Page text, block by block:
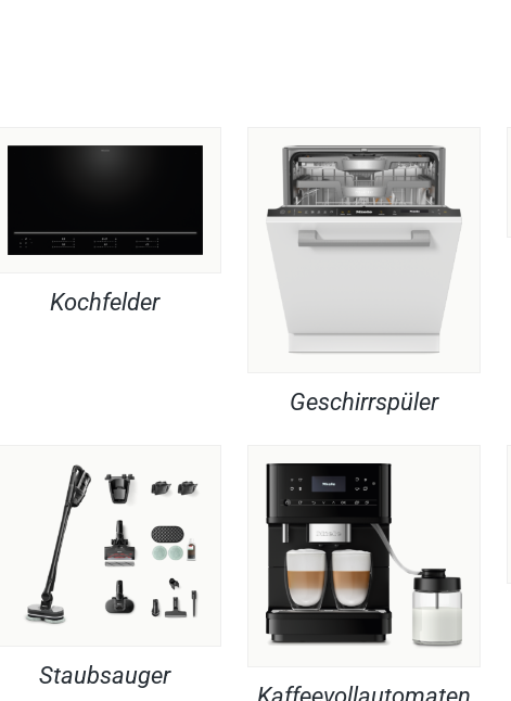
Kochfelder
Geschirrspüler
Staubsauger